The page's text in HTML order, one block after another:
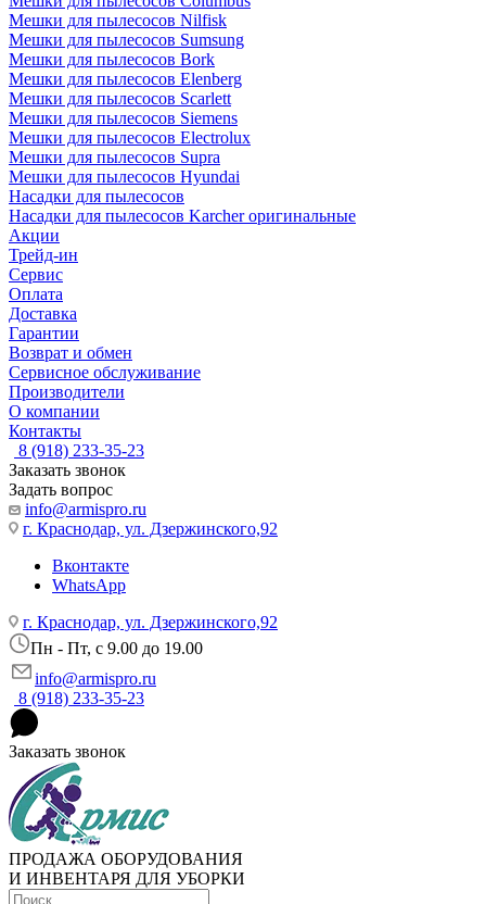
Мешки для пылесосов Nilfisk
Мешки для пылесосов Sumsung
Мешки для пылесосов Bork
Мешки для пылесосов Elenberg
Мешки для пылесосов Scarlett
Мешки для пылесосов Siemens
Мешки для пылесосов Electrolux
Мешки для пылесосов Supra
Мешки для пылесосов Hyundai
Насадки для пылесосов
Насадки для пылесосов Karcher оригинальные
Акции
Трейд-ин
Сервис
Оплата
Доставка
Гарантии
Возврат и обмен
Сервисное обслуживание
Производители
О компании
Контакты
8 (918) 233-35-23
Заказать звонок
Задать вопрос
info@armispro.ru
г. Краснодар, ул. Дзержинского,92
Вконтакте
WhatsApp
г. Краснодар, ул. Дзержинского,92
Пн - Пт, c 9.00 до 19.00
info@armispro.ru
8 (918) 233-35-23
Заказать звонок
ПРОДАЖА ОБОРУДОВАНИЯ
И ИНВЕНТАРЯ ДЛЯ УБОРКИ